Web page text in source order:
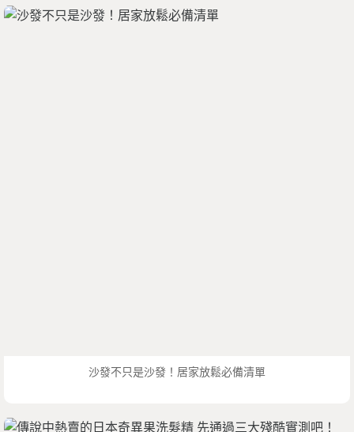
沙發不只是沙發！居家放鬆必備清單